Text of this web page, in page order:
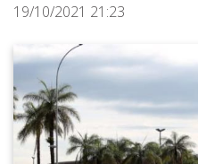
19/10/2021 21:23